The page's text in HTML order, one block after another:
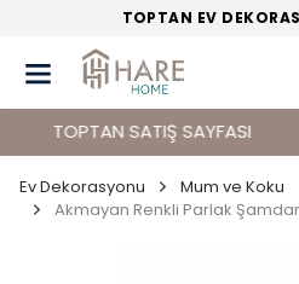
TOPTAN EV
TOPTAN SATIŞ SAYFASI
Ev Dekorasyonu
Mum ve Koku
Akmayan Renkli Parlak